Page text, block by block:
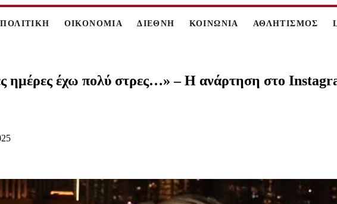
ΠΟΛΙΤΙΚΗ ΟΙΚΟΝΟΜΙΑ ΔΙΕΘΝΗ ΚΟΙΝΩΝΙΑ ΑΘΛΗΤΙΣΜΟΣ
ημέρες έχω πολύ στρες…» – Η ανάρτηση στο